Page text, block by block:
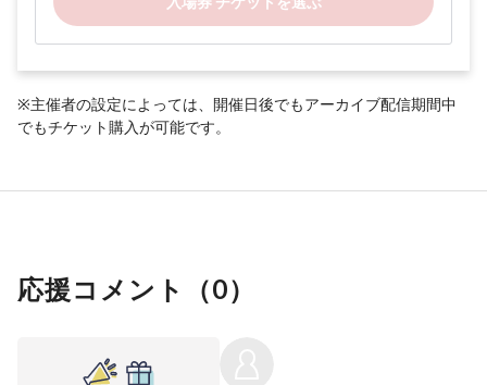
※主催者の設定によっては、開催日後でもアーカイブ配信期間中
でもチケット購入が可能です。
応援コメント（0）